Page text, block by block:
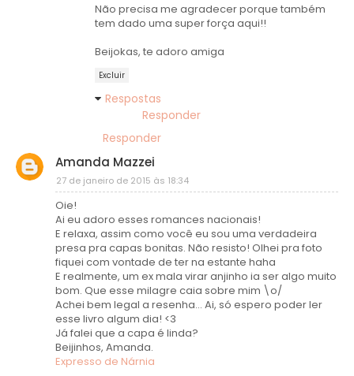
Não precisa me agradecer porque também
tem dado uma super força aqui!!
Beijokas, te adoro amiga
Excluir
Respostas
Responder
Responder
Amanda Mazzei
27 de janeiro de 2015 às 18:34
Oie!
Ai eu adoro esses romances nacionais!
E relaxa, assim como você eu sou uma verdadeira
presa pra capas bonitas. Não resisto! Olhei pra foto
fiquei com vontade de ter na estante haha
E realmente, um ex mala virar anjinho ia ser algo muito
bom. Que esse milagre caia sobre mim \o/
Achei bem legal a resenha... Ai, só espero poder ler
esse livro algum dia! <3
Já falei que a capa é linda?
Beijinhos, Amanda.
Expresso de Nárnia